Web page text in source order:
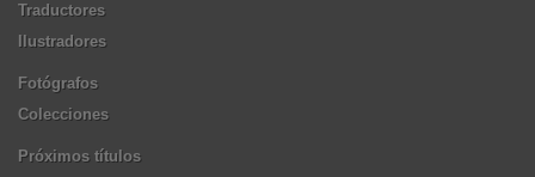
Traductores
Ilustradores
Fotógrafos
Colecciones
Próximos títulos